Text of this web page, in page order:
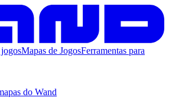
Mapas de JogosFerramentas para
do Wand